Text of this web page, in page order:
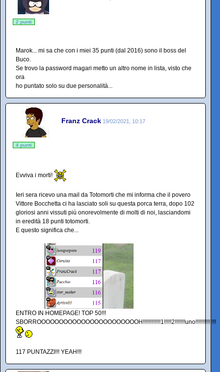
2 punti
Marok... mi sa che con i miei 35 punti (dal 2016) sono il boss del
Buco.
Se trovo la password magari metto un altro nome in lista, visto che
ora
ho puntato solo su due personalità...
Franz Crack 19/02/2021, 10:17
4 punti
Evviva i morti!
Ieri sera ricevo una mail da Totomorti che mi informa che il povero
Vittore Bocchetta ci ha lasciato soli su questa porca terra, dopo 102
gloriosi anni vissuti più onorevolmente di molti di noi, lasciandomi
in eredità 18 punti totomorti.
E questo significa che...
ENTRO IN HOMEPAGE! TOP 50!!!
SBORROOOOOOOOOOOOOOOOOOOOOOOH!!!!!!!!!!!!1!!!!!2!!!!!!!uno!!!!!!!!!!!!!!
117 PUNTAZZI!!! YEAH!!!